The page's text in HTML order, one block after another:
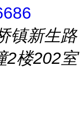
镇新生路
2楼202室